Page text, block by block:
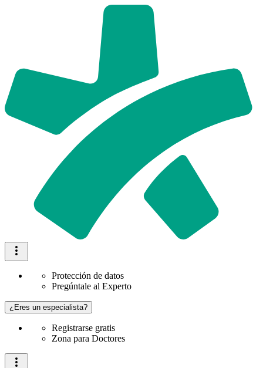
Protección de datos
Pregúntale al Experto
¿Eres un especialista?
Registrarse gratis
Zona para Doctores